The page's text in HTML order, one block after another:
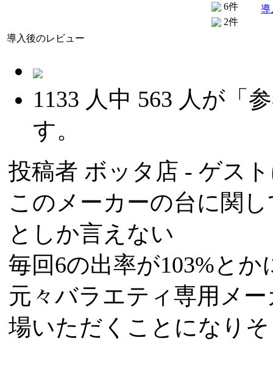
6件
2件
導
導入後のレビュー
1133 人中 563 人が「
す。
投稿者 ボッタ店 - ゲス
このメーカーの台に関
としか言えない
毎回6の出率が103%と
元々バラエティ専用メ
場いただくことになり